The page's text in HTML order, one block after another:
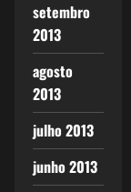
setembro
2013
agosto
2013
julho 2013
junho 2013